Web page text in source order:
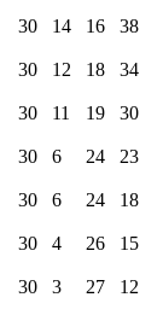
30 14 16 38
30 12 18 34
30 11 19 30
30 6 24 23
30 6 24 18
30 4 26 15
30 3 27 12